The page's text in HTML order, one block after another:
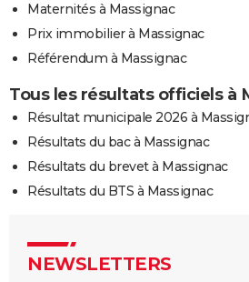
Maternités à Massignac
Prix immobilier à Massignac
Référendum à Massignac
Tous les résultats officiels à
Résultat municipale 2026 à
Résultats du bac à Massignac
Résultats du brevet à Massignac
Résultats du BTS à Massignac
NEWSLETTERS